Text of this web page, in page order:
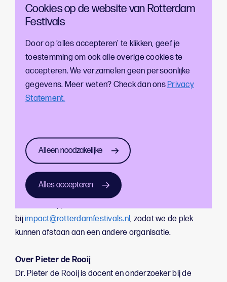
Cookies op de website van Rotterdam
Festivals
Door op ‘alles accepteren’ te klikken, geef je
toestemming om ook alle overige cookies te
accepteren. We verzamelen geen persoonlijke
gegevens. Meer weten? Check dan ons Privacy
Statement.
Alleen noodzakelijke
Alles accepteren
opdrachten
Data:Deze eerste sessie vindt plaats op
2025 van 14.00 tot 17.00 uur (13.30 uur inloop), en de
tweede sessie vindt plaats op18 novembervan 9.30
tot 12.30 uur (9.00 uur inloop).
Locatie: Microlab Rotterdam, Aert van Nesstraat 45.
Kosten: De workshop wordt kosteloos aangeboden
Meld je via deze link aan voor de workshop
voor 12 deelnemers in de workshop, plaatsing is op
volgorde van aanmelding. Meld je alleen aan voor de
workshop als je op beide data beschikbaar bent. Mocht
je onverwachts verhinderd zijn om deel te nemen aan
bijimpact@rotterdamfestivals.nl, zodat we de plek
kunnen afstaan aan een andere organisatie.
Over Pieter de Rooij
Dr. Pieter de Rooij is docent en onderzoeker bij de